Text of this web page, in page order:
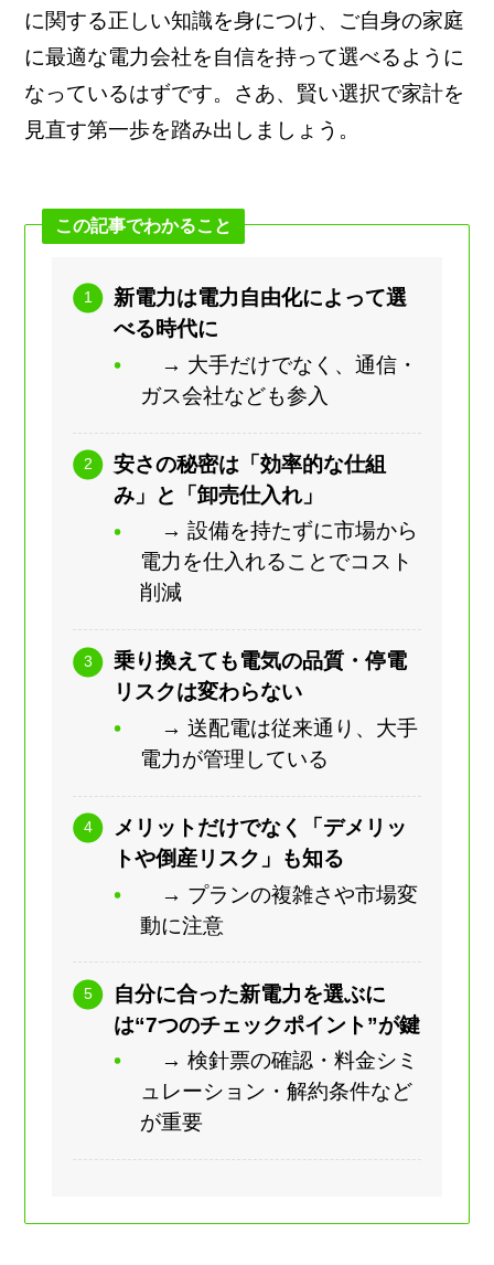
に関する正しい知識を身につけ、ご自身の家庭
に最適な電力会社を自信を持って選べるように
なっているはずです。さあ、賢い選択で家計を
見直す第一歩を踏み出しましょう。
この記事でわかること
新電力は電力自由化によって選
べる時代に
→ 大手だけでなく、通信・
ガス会社なども参入
安さの秘密は「効率的な仕組
み」と「卸売仕入れ」
→ 設備を持たずに市場から
電力を仕入れることでコスト
削減
乗り換えても電気の品質・停電
リスクは変わらない
→ 送配電は従来通り、大手
電力が管理している
メリットだけでなく「デメリッ
トや倒産リスク」も知る
→ プランの複雑さや市場変
動に注意
自分に合った新電力を選ぶに
は“7つのチェックポイント”が鍵
→ 検針票の確認・料金シミ
ュレーション・解約条件など
が重要